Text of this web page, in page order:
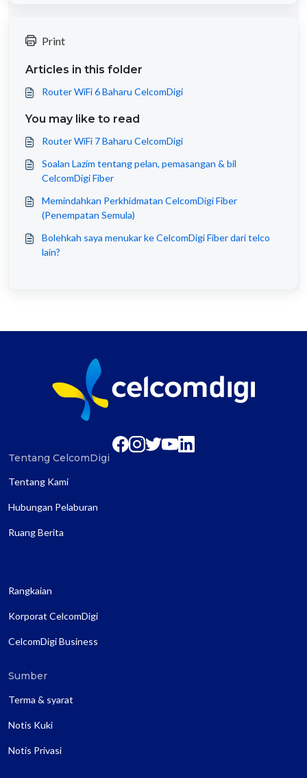
Print
Articles in this folder
Router WiFi 6 Baharu CelcomDigi
You may like to read
Router WiFi 7 Baharu CelcomDigi
Soalan Lazim tentang pelan, pemasangan & bil
CelcomDigi Fiber
Memindahkan Perkhidmatan CelcomDigi Fiber
(Penempatan Semula)
Bolehkah saya menukar ke CelcomDigi Fiber dari telco
lain?
Tentang CelcomDigi
Tentang Kami
Hubungan Pelaburan
Ruang Berita
Rangkaian
Korporat CelcomDigi
CelcomDigi Business
Sumber
Terma & syarat
Notis Kuki
Notis Privasi